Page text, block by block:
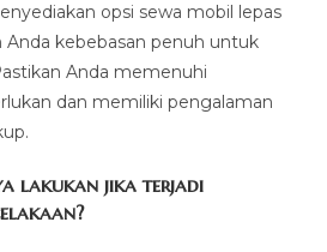
opsi sewa mobil lepas
kebebasan penuh untuk
Anda memenuhi
dan memiliki pengalaman
lakukan jika terjadi